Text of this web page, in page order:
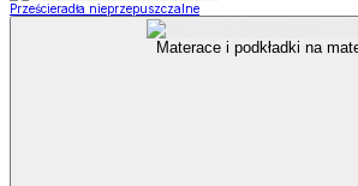
Prześcieradła nieprzepuszczalne
Materace i podkładki na